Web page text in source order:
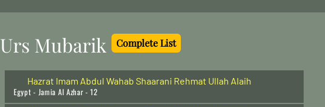
Urs Mubarik Complete List
Hazrat Imam Abdul Wahab Shaarani Rehmat Ullah Alaih
Egypt - Jamia Al Azhar - 12